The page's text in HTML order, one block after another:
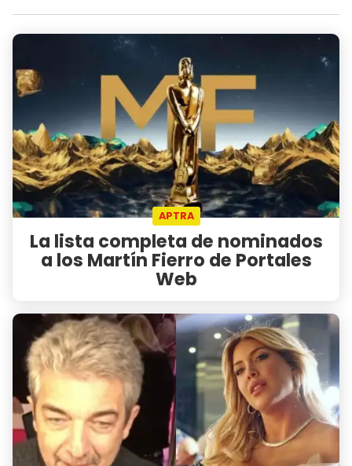
APTRA
La lista completa de nominados
a los Martín Fierro de Portales
Web